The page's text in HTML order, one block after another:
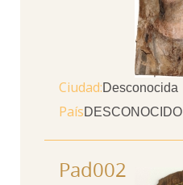
Ciudad Desconocida
PaísDESCONOCIDO
Pad002